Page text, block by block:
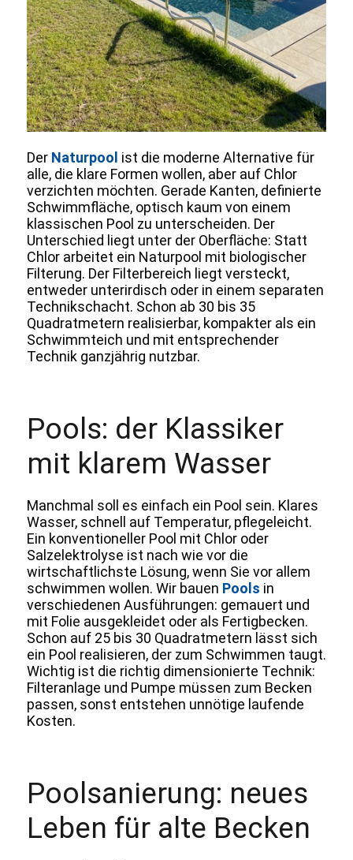
Der Naturpool ist die moderne Alternative für
alle, die klare Formen wollen, aber auf Chlor
verzichten möchten. Gerade Kanten, definierte
Schwimmfläche, optisch kaum von einem
klassischen Pool zu unterscheiden. Der
Unterschied liegt unter der Oberfläche: Statt
Chlor arbeitet ein Naturpool mit biologischer
Filterung. Der Filterbereich liegt versteckt,
entweder unterirdisch oder in einem separaten
Technikschacht. Schon ab 30 bis 35
Quadratmetern realisierbar, kompakter als ein
Schwimmteich und mit entsprechender
Technik ganzjährig nutzbar.
Pools: der Klassiker
mit klarem Wasser
Manchmal soll es einfach ein Pool sein. Klares
Wasser, schnell auf Temperatur, pflegeleicht.
Ein konventioneller Pool mit Chlor oder
Salzelektrolyse ist nach wie vor die
wirtschaftlichste Lösung, wenn Sie vor allem
schwimmen wollen. Wir bauen Pools in
verschiedenen Ausführungen: gemauert und
mit Folie ausgekleidet oder als Fertigbecken.
Schon auf 25 bis 30 Quadratmetern lässt sich
ein Pool realisieren, der zum Schwimmen taugt.
Wichtig ist die richtig dimensionierte Technik:
Filteranlage und Pumpe müssen zum Becken
passen, sonst entstehen unnötige laufende
Kosten.
Poolsanierung: neues
Leben für alte Becken